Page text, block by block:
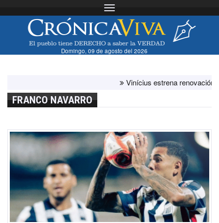
Toggle navigation
Domingo, 09 de agosto del 2026
Vinícius estrena renovación con
FRANCO NAVARRO